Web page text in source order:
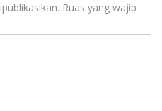
Ruas yang wajib